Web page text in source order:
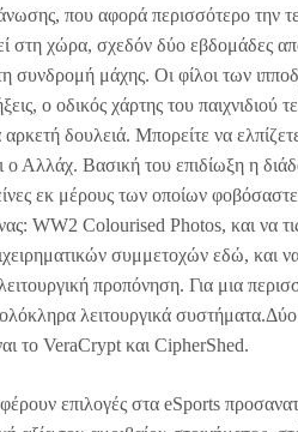
που αφορά περισσότερο την
στη χώρα, σχεδόν δύο εβδομάδες
συνδρομή μάχης. Οι φίλοι των
ο οδικός χάρτης του παιχνιδιού
δουλειά. Μπορείτε να
ο Αλλάχ. Βασική του επιδίωξη η
εκ μέρους των οποίων φοβόσαστε
WW2 Colourised Photos, και να
συμμετοχών εδώ, και
προπόνηση. Για μια
λειτουργικά
το VeraCrypt και CipherShed.
επιλογές στα eSports